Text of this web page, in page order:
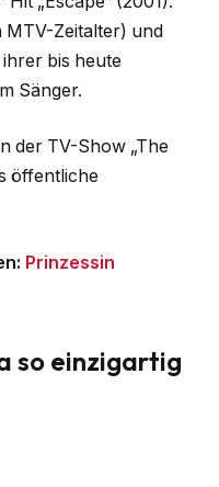
MTV-Zeitalter) und
bis heute
Sänger.
der TV-Show „The
öffentliche
Prinzessin
so einzigartig